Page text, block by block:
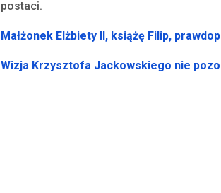
postaci.
Małżonek Elżbiety II, książę Filip,
Wizja Krzysztofa Jackowskiego nie